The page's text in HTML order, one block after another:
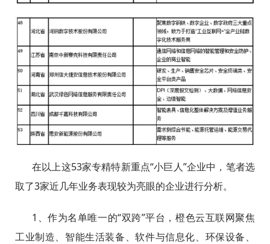
在以上这53家专精特新重点“小巨人”企业中，笔者选
取了3家近几年业务表现较为亮眼的企业进行分析。
1、作为名单唯一的“双跨”平台，橙色云互联网聚焦
工业制造、智能生活装备、软件与信息化、环保设备、